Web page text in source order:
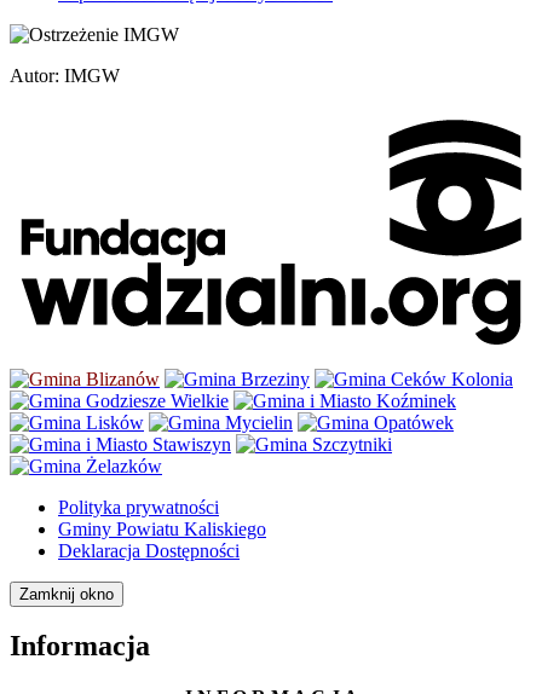
Autor: IMGW
Polityka prywatności
Gminy Powiatu Kaliskiego
Deklaracja Dostępności
Zamknij okno
Informacja